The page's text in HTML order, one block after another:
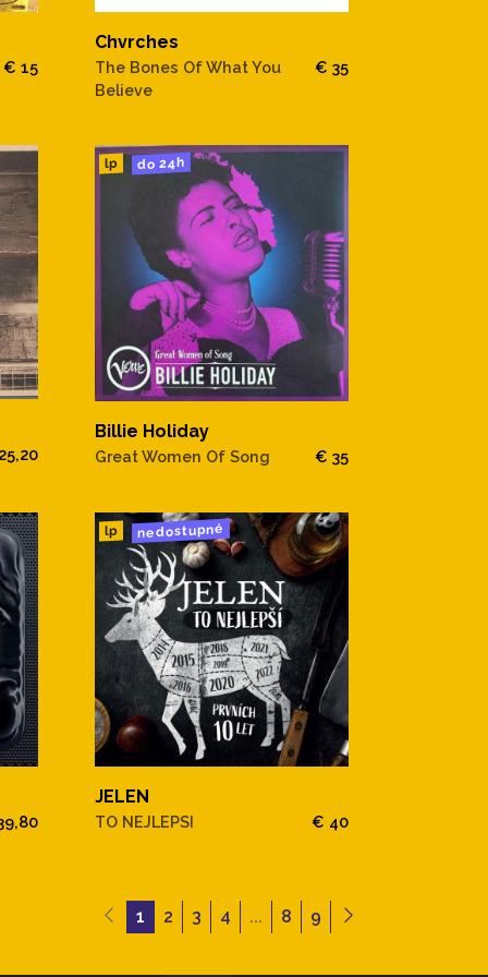
€ 15
Chvrches
The Bones Of What You
Believe
€ 35
lp do 24h
Billie Holiday
Great Women Of Song € 35
lp nedostupné
JELEN
TO NEJLEPSI € 40
1 2 3 4 ... 8 9